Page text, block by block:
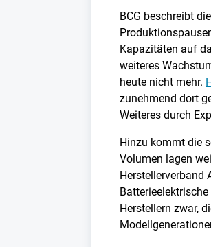
BCG beschreibt
Kapazitäten auf
weiteres
heute nicht mehr.
zunehmend dort
Weiteres durch
Hinzu kommt die
Volumen lagen
Herstellerverband
Herstellern zwar,